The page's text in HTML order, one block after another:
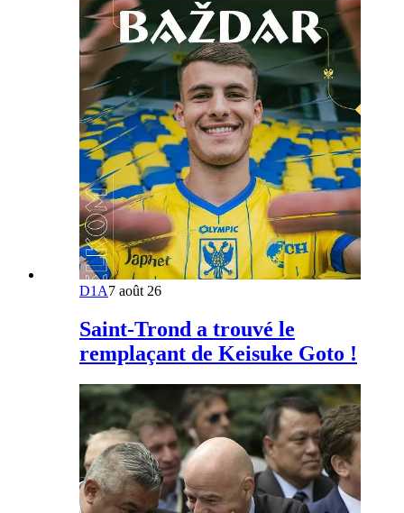
D1A7 août 26
Saint-Trond a trouvé le
remplaçant de Keisuke Goto !